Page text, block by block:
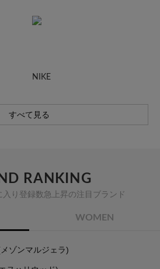
NIKE
すべて見る
RANKING
入り登録数急上昇の注目ブランド
WOMEN
ゾンマルジェラ)